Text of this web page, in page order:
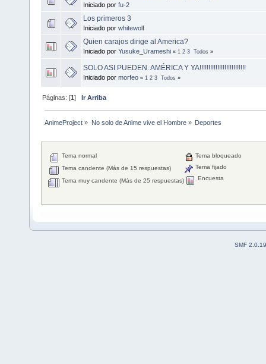
Iniciado por fu-2
Los primeros 3
Iniciado por whitewolf
Quien carajos dirige al America?
Iniciado por Yusuke_Urameshi « 1 2 3 Todos »
SOLO ASI PUEDEN. AMÉRICA Y YA!!!!!!!!!!!!!!!!!!!!!!!!!!
Iniciado por morfeo « 1 2 3 Todos »
Páginas: [1]Ir Arriba
AnimeProject » No solo de Anime vive el Hombre» Deportes
Tema normal
Tema candente (Más de 15 respuestas)
Tema muy candente (Más de 25 respuestas)
Tema bloqueado
Tema fijado
Encuesta
SMF 2.0.19